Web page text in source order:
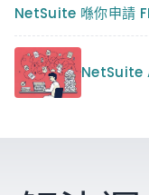
NetSuite 喺你申請
NetSuite